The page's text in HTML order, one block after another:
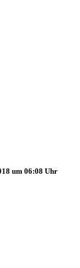
um 06:08 Uhr